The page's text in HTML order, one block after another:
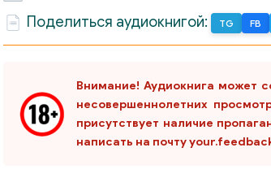
Поделиться аудиокнигой:
TG FB
Внимание! Аудиокнига может
несовершеннолетних
присутствует наличие
написать на почту